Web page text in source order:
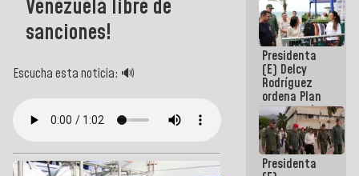
Venezuela libre de
sanciones!
Escucha esta noticia: 🔊
Presidenta
(E) Delcy
Rodríguez
ordena Plan
maestro de
desarrollo
logístico y
turístico
para La
Presidenta